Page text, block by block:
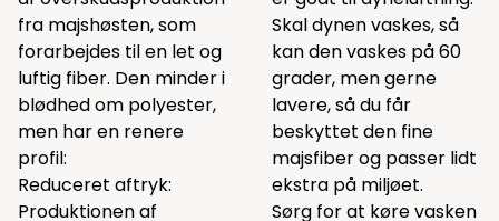
fra majshøsten, som
forarbejdes til en let og
luftig fiber. Den minder i
blødhed om polyester,
men har en renere
profil:
Reduceret aftryk:
Produktionen af
Skal dynen vaskes, så
kan den vaskes på 60
grader, men gerne
lavere, så du får
beskyttet den fine
majsfiber og passer lidt
ekstra på miljøet.
Sørg for at køre vasken